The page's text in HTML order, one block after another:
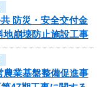
防災・安全交付金
地崩壊防止施設工事
業基盤整備促進事